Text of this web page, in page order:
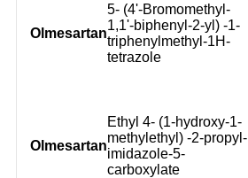
Olmesartan
5- (4'-Bromomethyl-
1,1'-biphenyl-2-yl) -1-
triphenylmethyl-1H-
tetrazole
Olmesartan
Ethyl 4- (1-hydroxy-1-
methylethyl) -2-propyl-
imidazole-5-
carboxylate